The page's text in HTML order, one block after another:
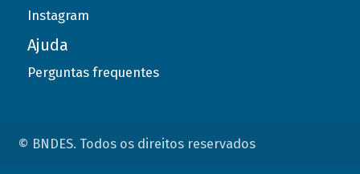
Instagram
Ajuda
Perguntas frequentes
© BNDES. Todos os direitos reservados